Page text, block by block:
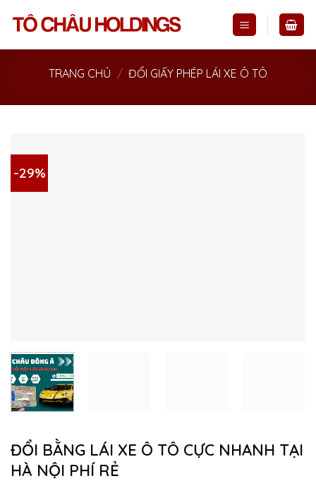
TRANG CHỦ / ĐỔI GIẤY PHÉP LÁI XE Ô TÔ
-29%
ĐỔI BẰNG LÁI XE Ô TÔ CỰC NHANH TẠI
HÀ NỘI PHÍ RẺ